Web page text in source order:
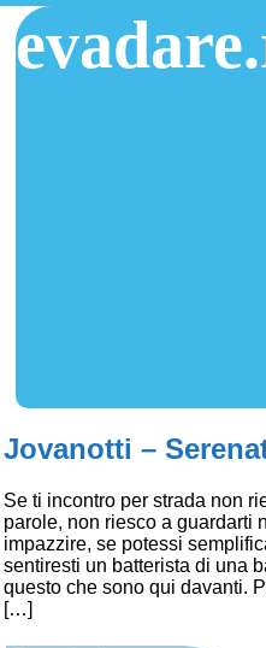
Jovanotti –
Se ti incontro per strada non
parole, non riesco a guardarti
impazzire, se potessi
sentiresti un batterista di una
questo che sono qui davanti.
[…]